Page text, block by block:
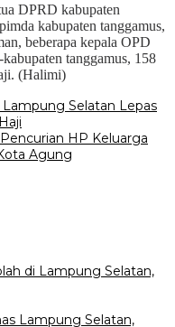
DPRD kabupaten
kabupaten tanggamus,
beberapa kepala OPD
tanggamus, 158
(Halimi)
Selatan Lepas
HP Keluarga
Agung
di Lampung Selatan,
Lampung Selatan,